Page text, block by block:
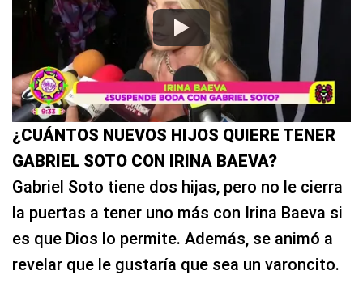
¿CUÁNTOS NUEVOS HIJOS QUIERE TENER
GABRIEL SOTO CON IRINA BAEVA?
Gabriel Soto tiene dos hijas, pero no le cierra
la puertas a tener uno más con Irina Baeva si
es que Dios lo permite. Además, se animó a
revelar que le gustaría que sea un varoncito.